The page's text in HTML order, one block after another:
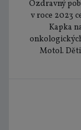
Ozdravný
v roce 2023
Kapka
Motol.